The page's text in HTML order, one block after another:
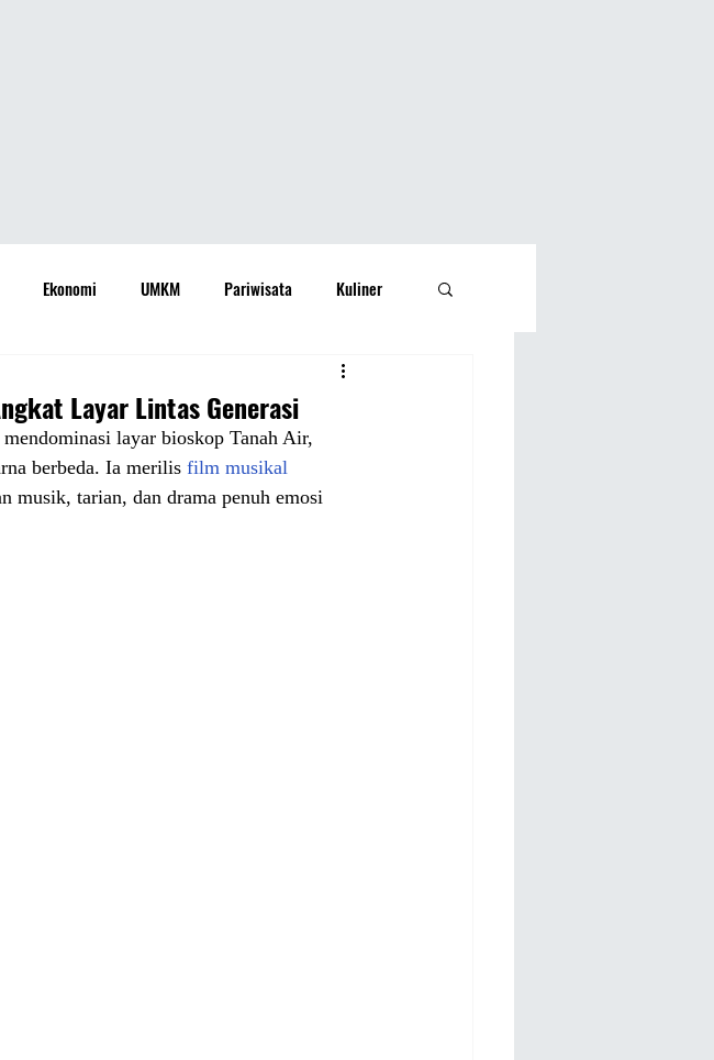
Ekonomi UMKM Pariwisata Kuliner
Lifestyle
Bintang Opini Aspirasi Rakyat
Layar Lintas Generasi
layar bioskop Tanah Air,
berbeda. Ia merilis film musikal
musik, tarian, dan drama penuh emosi